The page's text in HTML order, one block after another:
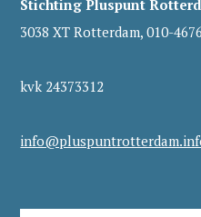
Stichting Pluspunt
3038 XT Rotterdam, 010-
kvk 24373312